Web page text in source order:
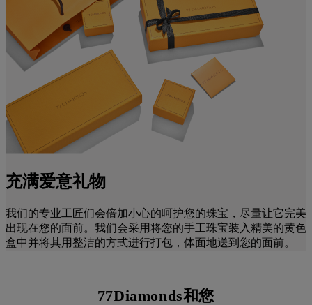
充满爱意礼物
我们的专业工匠们会倍加小心的呵护您的珠宝，尽量让它完美
出现在您的面前。我们会采用将您的手工珠宝装入精美的黄色
盒中并将其用整洁的方式进行打包，体面地送到您的面前。
77Diamonds和您